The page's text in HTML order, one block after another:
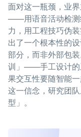
面对这一瓶颈，业
——用语音活动检测
力，用工程技巧伪
出了一个根本性的
部分，而非外部包
训」——手工设计的
果交互性要随智能
这一信念，研究团
型」。